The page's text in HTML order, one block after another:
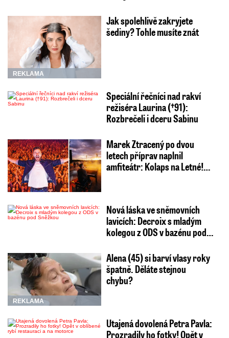
REKLAMA
Jak spolehlivě zakryjete
šediny? Tohle musíte znát
Speciální řečníci nad rakví
režiséra Laurina (†91):
Rozbrečeli i dceru Sabinu
Marek Ztracený po dvou
letech příprav naplnil
amfiteátr: Kolaps na Letné!…
Nová láska ve sněmovních
lavicích: Decroix s mladým
kolegou z ODS v bazénu pod…
REKLAMA
Alena (45) si barví vlasy roky
špatně. Děláte stejnou
chybu?
Utajená dovolená Petra Pavla:
Prozradily ho fotky! Opět v